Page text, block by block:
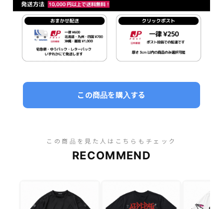
この商品を購入する
この商品を見た人はこちらもチェック
RECOMMEND